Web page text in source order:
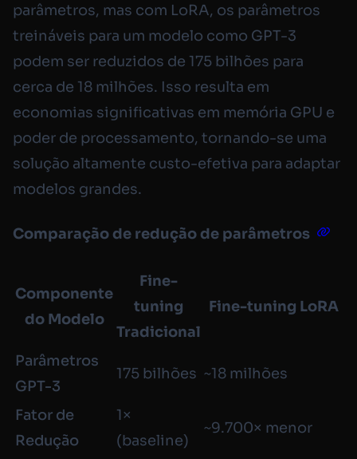
parâmetros, mas com LoRA, os parâmetros
treináveis para um modelo como GPT-3
podem ser reduzidos de 175 bilhões para
cerca de 18 milhões. Isso resulta em
economias significativas em memória GPU e
poder de processamento, tornando-se uma
solução altamente custo-efetiva para adaptar
modelos grandes.
Comparação de redução de parâmetros
Componente
do Modelo
Fine-
tuning
Tradicional
Fine-tuning LoRA
Parâmetros
GPT-3
175 bilhões ~18 milhões
Fator de
Redução
1×
(baseline)
~9.700× menor